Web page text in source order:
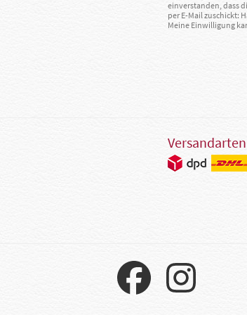
einverstanden, dass
per E-Mail zuschickt:
Meine Einwilligung
Versandarten